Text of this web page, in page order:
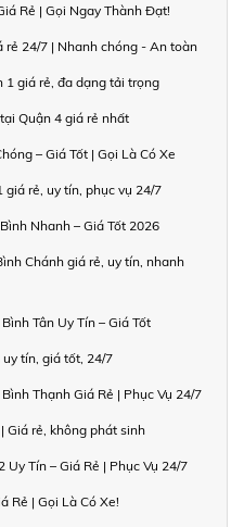
Rẻ | Gọi Ngay Thành Đạt!
rẻ 24/7 | Nhanh chóng - An toàn
1 giá rẻ, đa dạng tải trọng
Quận 4 giá rẻ nhất
– Giá Tốt | Gọi Là Có Xe
rẻ, uy tín, phục vụ 24/7
Nhanh – Giá Tốt 2026
Chánh giá rẻ, uy tín, nhanh
Tân Uy Tín – Giá Tốt
tín, giá tốt, 24/7
Thạnh Giá Rẻ | Phục Vụ 24/7
Giá rẻ, không phát sinh
Uy Tín – Giá Rẻ | Phục Vụ 24/7
Rẻ | Gọi Là Có Xe!